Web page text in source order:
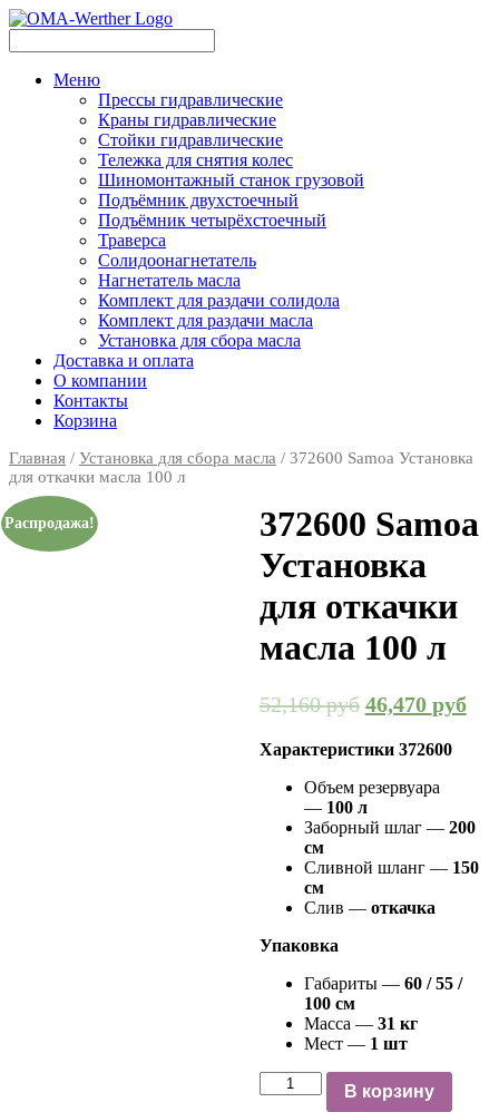
Меню
Прессы гидравлические
Краны гидравлические
Стойки гидравлические
Тележка для снятия колес
Шиномонтажный станок грузовой
Подъёмник двухстоечный
Подъёмник четырёхстоечный
Траверса
Солидоонагнетатель
Нагнетатель масла
Комплект для раздачи солидола
Комплект для раздачи масла
Установка для сбора масла
Доставка и оплата
О компании
Контакты
Корзина
Главная / Установка для сбора масла / 372600 Samoa Установка
для откачки масла 100 л
Распродажа!
372600 Samoa
Установка
для откачки
масла 100 л
52,160руб 46,470 руб
Характеристики 372600
Объем резервуара
— 100 л
Заборный шлаг — 200
см
Сливной шланг — 150
см
Слив —откачка
Упаковка
Габариты — 60 / 55 /
100 см
Масса —31 кг
Мест — 1 шт
Количество
В корзину